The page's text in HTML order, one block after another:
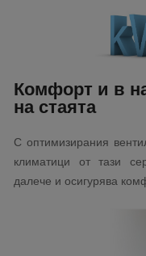
Комфорт и в
на стаята
С оптимизирания
климатици от тази
далече и осигурява